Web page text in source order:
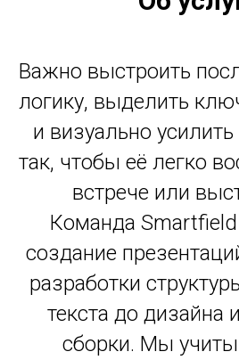
Важно выстроить
логику, выделить
и визуально
так, чтобы её легко
встрече или
Команда
создание
разработки
текста до дизайна
сборки. Мы